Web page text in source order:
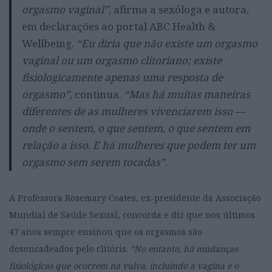
orgasmo vaginal”, afirma a sexóloga e autora,
em declarações ao portal ABC Health &
Wellbeing. “Eu diria que não existe um orgasmo
vaginal ou um orgasmo clitoriano; existe
fisiologicamente apenas uma resposta de
orgasmo”, continua. “Mas há muitas maneiras
diferentes de as mulheres vivenciarem isso —
onde o sentem, o que sentem, o que sentem em
relação a isso. E há mulheres que podem ter um
orgasmo sem serem tocadas”.
A Professora Rosemary Coates, ex-presidente da Associação
Mundial de Saúde Sexual, concorda e diz que nos últimos
47 anos sempre ensinou que os orgasmos são
desencadeados pelo clitóris. “No entanto, há mudanças
fisiológicas que ocorrem na vulva, incluindo a vagina e o